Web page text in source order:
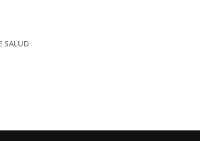
SALUD